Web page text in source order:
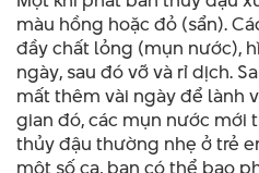
màu hồng hoặc đỏ (sẩn).
đầy chất lỏng (mụn nước),
ngày, sau đó vỡ và rỉ dịch.
mất thêm vài ngày để lành
gian đó, các mụn nước mới
thủy đậu thường nhẹ ở trẻ
một số ca, ban có thể bao